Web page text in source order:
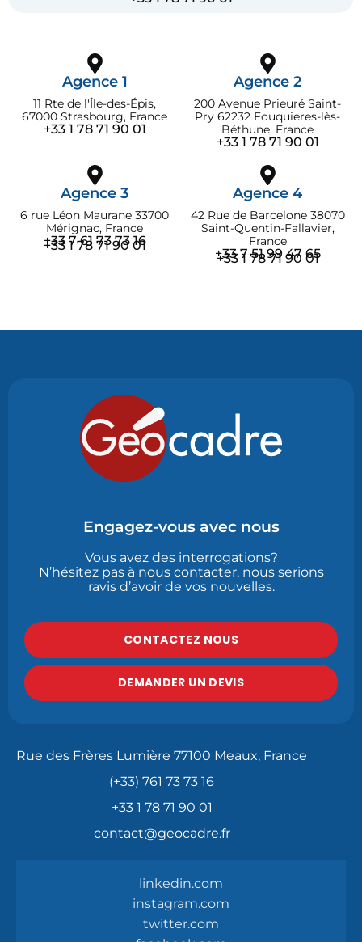
Agence 1
11 Rte de l'Île-des-Épis,
67000 Strasbourg, France
+33 1 78 71 90 01
Agence 2
200 Avenue Prieuré Saint-
Pry 62232 Fouquieres-lès-
Béthune, France
+33 1 78 71 90 01
Agence 3
6 rue Léon Maurane 33700
Mérignac, France
+33 7 61 73 73 16
+33 1 78 71 90 01
Agence 4
42 Rue de Barcelone 38070
Saint-Quentin-Fallavier,
France
+33 7 51 99 47 65
+33 1 78 71 90 01
Engagez-vous avec nous
Vous avez des interrogations?
N’hésitez pas à nous contacter, nous serions
ravis d’avoir de vos nouvelles.
CONTACTEZ NOUS
DEMANDER UN DEVIS
Rue des Frères Lumière 77100 Meaux, France
(+33) 761 73 73 16
+33 1 78 71 90 01
contact@geocadre.fr
linkedin.com
instagram.com
twitter.com